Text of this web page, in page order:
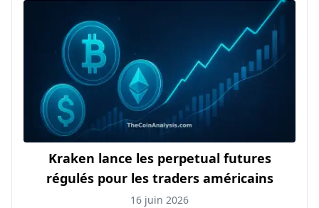
Kraken lance les perpetual futures
régulés pour les traders américains
16 juin 2026